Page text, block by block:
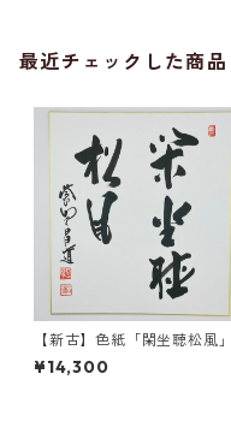
最近チェックした商品
【新古】色紙「閑坐聴松風」
前田昌道師 自筆 たとう紙入
¥14,300